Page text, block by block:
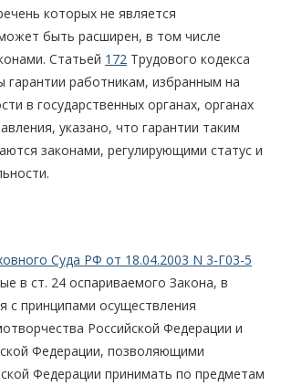
которых не является
быть расширен, в том числе
Статьей 172 Трудового кодекса
гарантии работникам, избранным на
в государственных органах, органах
указано, что гарантии таким
законами, регулирующими статус и
Суда РФ от 18.04.2003 N 3-Г03-5
в ст. 24 оспариваемого Закона, в
с принципами осуществления
Российской Федерации и
Федерации, позволяющими
Федерации принимать по предметам